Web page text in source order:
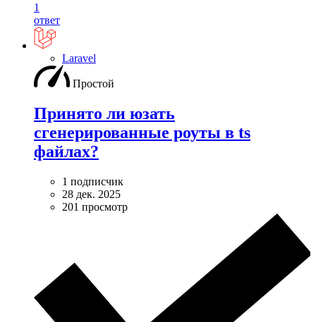
1
ответ
Laravel
Простой
Принято ли юзать
сгенерированные роуты в ts
файлах?
1 подписчик
28 дек. 2025
201 просмотр